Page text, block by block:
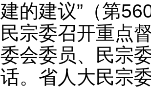
建的建议”（第
民宗委召开重点
委会委员、民宗
话。省人大民宗